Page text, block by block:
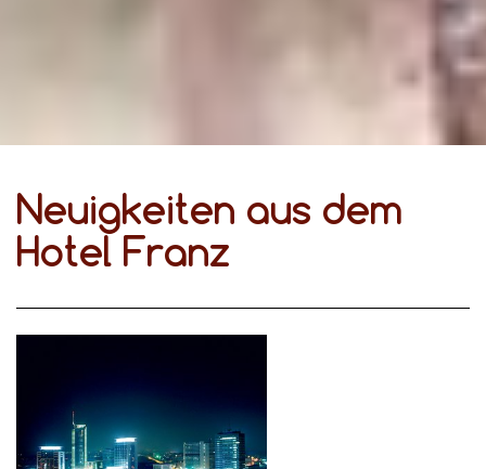
Neuigkeiten aus dem
Hotel Franz